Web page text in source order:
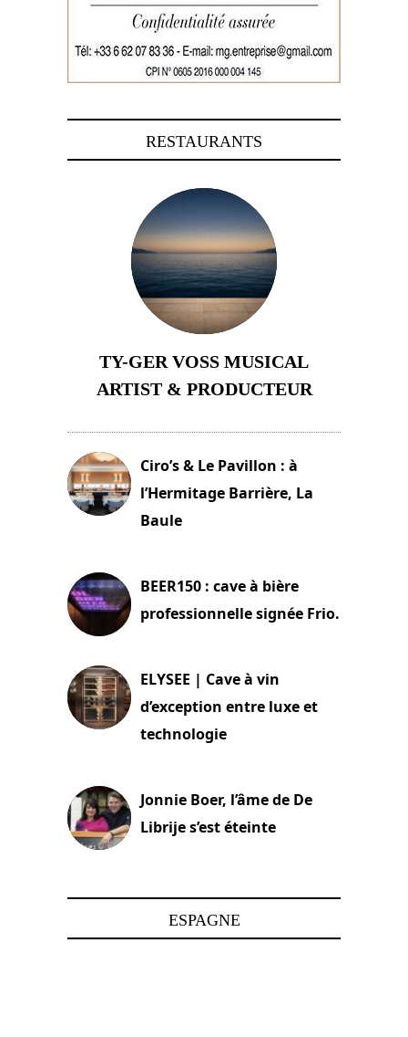
RESTAURANTS
TY-GER VOSS MUSICAL
ARTIST & PRODUCTEUR
Ciro’s & Le Pavillon : à
l’Hermitage Barrière, La
Baule
BEER150 : cave à bière
professionnelle signée Frio.
ELYSEE | Cave à vin
d’exception entre luxe et
technologie
Jonnie Boer, l’âme de De
Librije s’est éteinte
ESPAGNE